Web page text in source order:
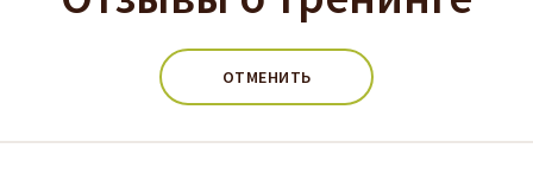
ОТМЕНИТЬ